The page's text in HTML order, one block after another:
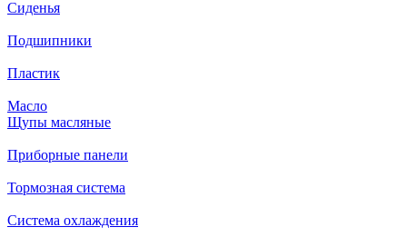
Сиденья
Подшипники
Пластик
Масло
Щупы масляные
Приборные панели
Тормозная система
Система охлаждения